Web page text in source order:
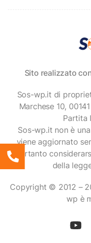
Sito realizzato
Sos-wp.it di
Marchese 10,
Partita
Sos-wp.it non è
viene aggiornato
pertanto
della
Copyright © 2012 –
wp è